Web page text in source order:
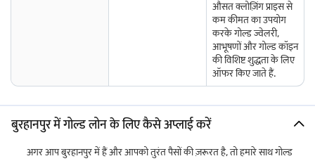
बजाज फाइनेंस में, हमारा लक्ष्य आपके गोल्ड लोन अनुभव को सरल और तनाव-मुक्त
बनाना है. चाहे आपको मेडिकल एमरजेंसी का सामना करना पड़ रहा हो, शिक्षा के लिए
पैसे जुटाना हो या व्यक्तिगत खर्चों को पूरा करना हो, हम आपको एक तेज़, सुरक्षित और
विश्वसनीय समाधान प्रदान करते हैं जिस पर आप भरोसा कर सकते हैं. अगर आपको
तुरंत फाइनेंशियल सहायता की आवश्यकता है, तो आज ही अपना मोबाइल नंबर दर्ज
करके और अपने पर्सनलाइज़्ड ऑफर को रिव्यू करकेअपनी गोल्ड लोन योग्यता चेक
बुरहानपुर में गोल्ड पर लोन के उपयोग
और कुशल तरीका प्रदान करता है. इस प्रकार का लोन व्यक्तियों को अपने एसेट के
औसत क्लोज़िंग प्राइस से
कम कीमत का उपयोग
करके गोल्ड ज्वेलरी,
आभूषणों और गोल्ड कॉइन
की विशिष्ट शुद्धता के लिए
ऑफर किए जाते हैं.
बुरहानपुर में गोल्ड लोन के लिए कैसे अप्लाई करें
अगर आप बुरहानपुर में हैं और आपको तुरंत पैसों की ज़रूरत है, तो हमारे साथ गोल्ड